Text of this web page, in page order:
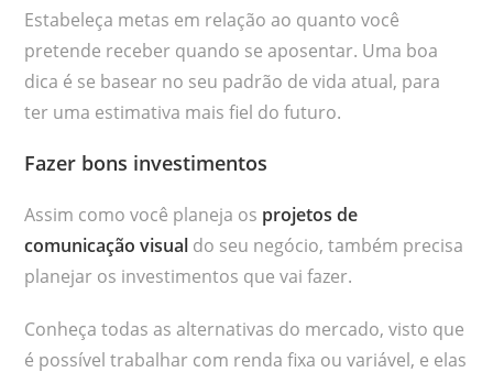
Estabeleça metas em relação ao quanto você
pretende receber quando se aposentar. Uma boa
dica é se basear no seu padrão de vida atual, para
ter uma estimativa mais fiel do futuro.
Fazer bons investimentos
Assim como você planeja os projetos de
comunicação visual do seu negócio, também precisa
planejar os investimentos que vai fazer.
Conheça todas as alternativas do mercado, visto que
é possível trabalhar com renda fixa ou variável, e elas